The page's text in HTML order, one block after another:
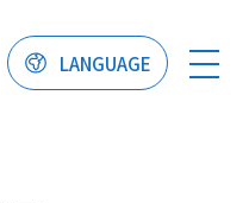
LANGUAGE